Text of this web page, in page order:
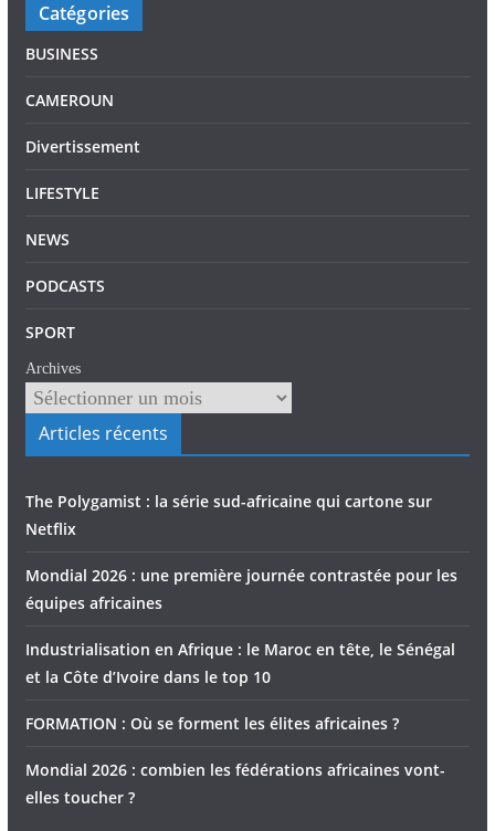
Catégories
BUSINESS
CAMEROUN
Divertissement
LIFESTYLE
NEWS
PODCASTS
SPORT
Archives
Articles récents
The Polygamist : la série sud-africaine qui cartone sur
Netflix
Mondial 2026 : une première journée contrastée pour les
équipes africaines
Industrialisation en Afrique : le Maroc en tête, le Sénégal
et la Côte d’Ivoire dans le top 10
FORMATION : Où se forment les élites africaines ?
Mondial 2026 : combien les fédérations africaines vont-
elles toucher ?